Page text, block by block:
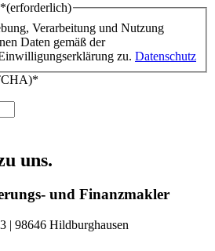
(erforderlich)
Verarbeitung und Nutzung
Daten gemäß der
zu. Datenschutz
uns.
und Finanzmakler
| 98646 Hildburghausen